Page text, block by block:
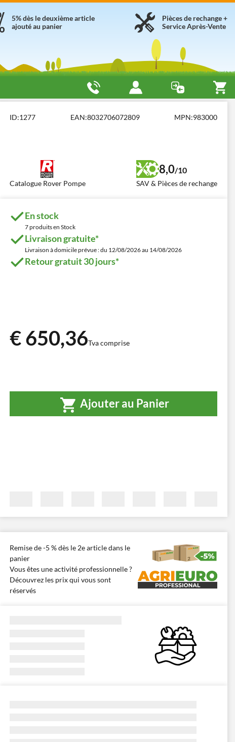
Pièces de rechange +
Service Après-Vente
5% dès le deuxième article
ajouté au panier
ID:1277 EAN:8032706072809 MPN:983000
Catalogue Rover Pompe
8,0/10
SAV & Pièces de rechange
En stock
7 produits en Stock
Livraison gratuite*
Livraison à domicile prévue : du 12/08/2026 au 14/08/2026
Retour gratuit 30 jours*
€ 650,36Tva comprise
Ajouter au Panier
Remise de -5 % dès le 2e article dans le
panier
Vous êtes une activité professionnelle ?
Découvrez les prix qui vous sont
réservés